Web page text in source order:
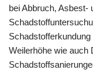
bei Abbruch, Asbest-
Weilerhöhe wie auch